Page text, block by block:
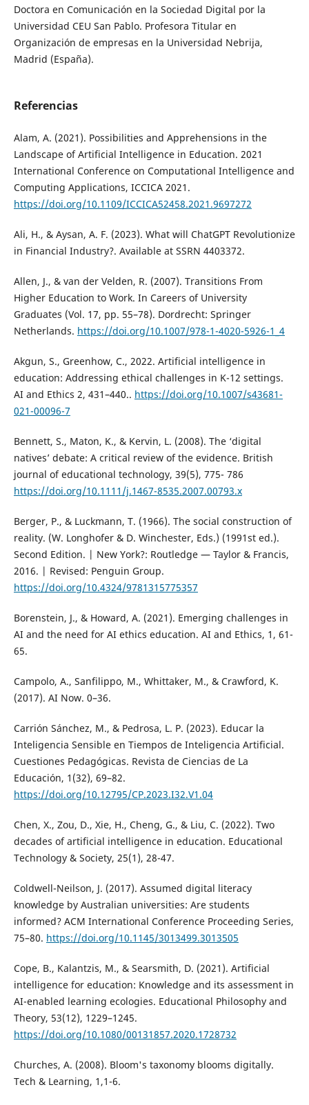
Doctora en Comunicación en la Sociedad Digital por la
Universidad CEU San Pablo. Profesora Titular en
Organización de empresas en la Universidad Nebrija,
Madrid (España).
Referencias
Alam, A. (2021). Possibilities and Apprehensions in the
Landscape of Artificial Intelligence in Education. 2021
International Conference on Computational Intelligence and
Computing Applications, ICCICA 2021.
https://doi.org/10.1109/ICCICA52458.2021.9697272
Ali, H., & Aysan, A. F. (2023). What will ChatGPT Revolutionize
in Financial Industry?. Available at SSRN 4403372.
Allen, J., & van der Velden, R. (2007). Transitions From
Higher Education to Work. In Careers of University
Graduates (Vol. 17, pp. 55–78). Dordrecht: Springer
Netherlands. https://doi.org/10.1007/978-1-4020-5926-1_4
Akgun, S., Greenhow, C., 2022. Artificial intelligence in
education: Addressing ethical challenges in K-12 settings.
AI and Ethics 2, 431–440.. https://doi.org/10.1007/s43681-
021-00096-7
Bennett, S., Maton, K., & Kervin, L. (2008). The ‘digital
natives’ debate: A critical review of the evidence. British
journal of educational technology, 39(5), 775- 786
https://doi.org/10.1111/j.1467-8535.2007.00793.x
Berger, P., & Luckmann, T. (1966). The social construction of
reality. (W. Longhofer & D. Winchester, Eds.) (1991st ed.).
Second Edition. | New York?: Routledge — Taylor & Francis,
2016. | Revised: Penguin Group.
https://doi.org/10.4324/9781315775357
Borenstein, J., & Howard, A. (2021). Emerging challenges in
AI and the need for AI ethics education. AI and Ethics, 1, 61-
65.
Campolo, A., Sanfilippo, M., Whittaker, M., & Crawford, K.
(2017). AI Now. 0–36.
Carrión Sánchez, M., & Pedrosa, L. P. (2023). Educar la
Inteligencia Sensible en Tiempos de Inteligencia Artificial.
Cuestiones Pedagógicas. Revista de Ciencias de La
Educación, 1(32), 69–82.
https://doi.org/10.12795/CP.2023.I32.V1.04
Chen, X., Zou, D., Xie, H., Cheng, G., & Liu, C. (2022). Two
decades of artificial intelligence in education. Educational
Technology & Society, 25(1), 28-47.
Coldwell-Neilson, J. (2017). Assumed digital literacy
knowledge by Australian universities: Are students
informed? ACM International Conference Proceeding Series,
75–80. https://doi.org/10.1145/3013499.3013505
Cope, B., Kalantzis, M., & Searsmith, D. (2021). Artificial
intelligence for education: Knowledge and its assessment in
AI-enabled learning ecologies. Educational Philosophy and
Theory, 53(12), 1229–1245.
https://doi.org/10.1080/00131857.2020.1728732
Churches, A. (2008). Bloom's taxonomy blooms digitally.
Tech & Learning, 1,1-6.